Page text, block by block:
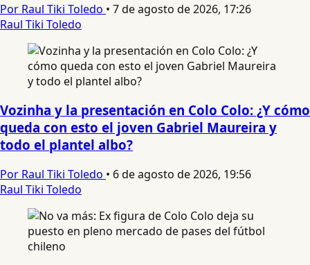
Por Raul Tiki Toledo • 7 de agosto de 2026, 17:26
Raul Tiki Toledo
Vozinha y la presentación en Colo Colo: ¿Y cómo
queda con esto el joven Gabriel Maureira y
todo el plantel albo?
Por Raul Tiki Toledo • 6 de agosto de 2026, 19:56
Raul Tiki Toledo